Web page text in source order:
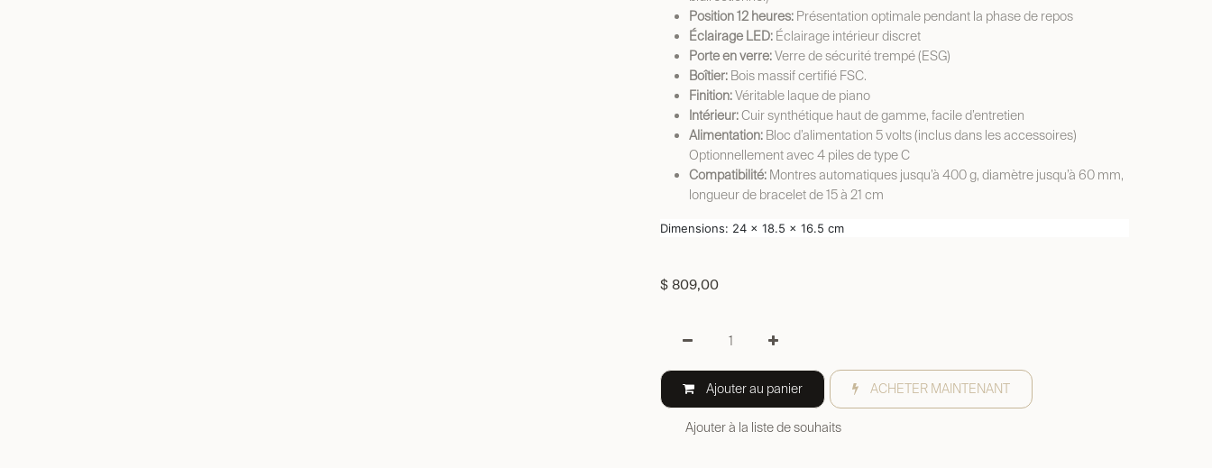
Position 12 heures: Présentation optimale pendant la phase de repos
Éclairage LED: Éclairage intérieur discret
Porte en verre:Verre de sécurité trempé (ESG)
Boîtier: Bois massif certifié FSC.
Finition:Véritable laque de piano
Intérieur:Cuir synthétique haut de gamme, facile d’entretien
Alimentation: Bloc d’alimentation 5 volts (inclus dans les accessoires)
Optionnellement avec 4 piles de type C
Compatibilité: Montres automatiques jusqu’à 400 g, diamètre jusqu’à 60 mm,
longueur de bracelet de 15 à 21 cm
Dimensions: 24 x 18.5 x 16.5 cm
$ 809,00
Ajouter au panier ACHETER MAINTENANT
Ajouter à la liste de souhaits